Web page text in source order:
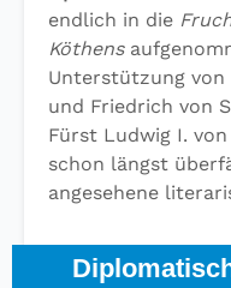
endlich in die
Köthens
Unterstützung von
und Friedrich von
Fürst Ludwig I.
schon längst
angesehene